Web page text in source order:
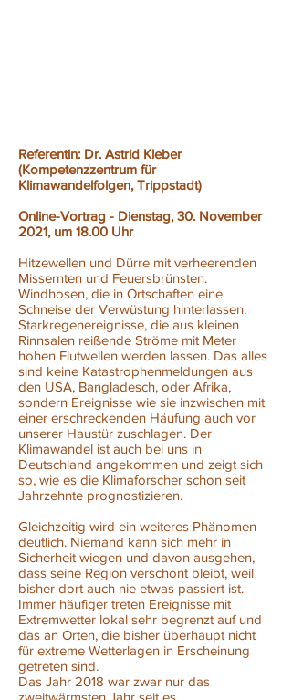
Referentin: Dr. Astrid Kleber
(Kompetenzzentrum für
Klimawandelfolgen, Trippstadt)
Online-Vortrag - Dienstag, 30. November
2021, um 18.00 Uhr
Hitzewellen und Dürre mit verheerenden
Missernten und Feuersbrünsten.
Windhosen, die in Ortschaften eine
Schneise der Verwüstung hinterlassen.
Starkregenereignisse, die aus kleinen
Rinnsalen reißende Ströme mit Meter
hohen Flutwellen werden lassen. Das alles
sind keine Katastrophenmeldungen aus
den USA, Bangladesch, oder Afrika,
sondern Ereignisse wie sie inzwischen mit
einer erschreckenden Häufung auch vor
unserer Haustür zuschlagen. Der
Klimawandel ist auch bei uns in
Deutschland angekommen und zeigt sich
so, wie es die Klimaforscher schon seit
Jahrzehnte prognostizieren.
Gleichzeitig wird ein weiteres Phänomen
deutlich. Niemand kann sich mehr in
Sicherheit wiegen und davon ausgehen,
dass seine Region verschont bleibt, weil
bisher dort auch nie etwas passiert ist.
Immer häufiger treten Ereignisse mit
Extremwetter lokal sehr begrenzt auf und
das an Orten, die bisher überhaupt nicht
für extreme Wetterlagen in Erscheinung
getreten sind.
Das Jahr 2018 war zwar nur das
zweitwärmsten Jahr seit es